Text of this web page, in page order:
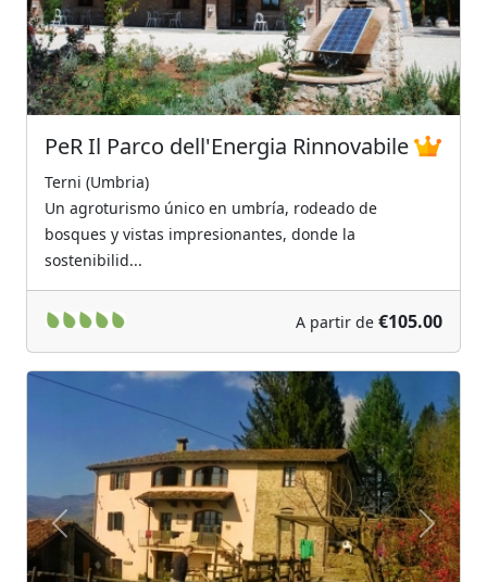
PeR Il Parco dell'Energia Rinnovabile
Terni (Umbria)
Un agroturismo único en umbría, rodeado de
bosques y vistas impresionantes, donde la
sostenibilid...
A partir de €105.00
Previous Next